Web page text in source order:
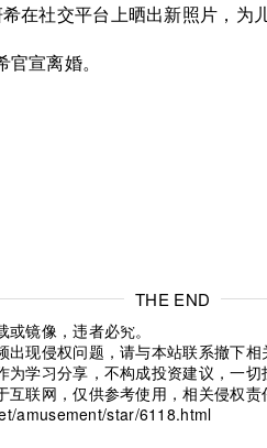
在社交平台上晒出新照片，为
宣离婚。
THE END
镜像，违者必究。
现侵权问题，请与本站联系撤下相
为学习分享，不构成投资建议，一
联网，仅供参考使用，相关侵权责
amusement/star/6118.html